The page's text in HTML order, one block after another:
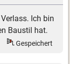
Ich bin
Baustil hat.
Gespeichert